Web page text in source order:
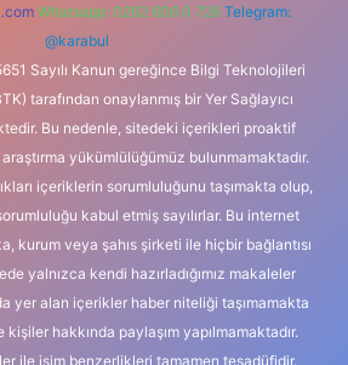
Whatsapp: 0262 606 0 726 Telegram:
@karabul
Sayılı Kanun gereğince Bilgi Teknolojileri
tarafından onaylanmış bir Yer Sağlayıcı
Bu nedenle, sitedeki içerikleri proaktif
yükümlülüğümüz bulunmamaktadır.
içeriklerin sorumluluğunu taşımakta olup,
kabul etmiş sayılırlar. Bu internet
kurum veya şahıs şirketi ile hiçbir bağlantısı
yalnızca kendi hazırladığımız makaleler
yer alan içerikler haber niteliği taşımamakta
hakkında paylaşım yapılmamaktadır.
ile isim benzerlikleri tamamen tesadüfidir.